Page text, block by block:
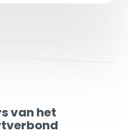
van het